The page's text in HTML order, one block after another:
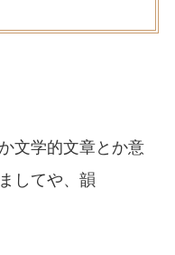
文学的文章とか意
してや、韻